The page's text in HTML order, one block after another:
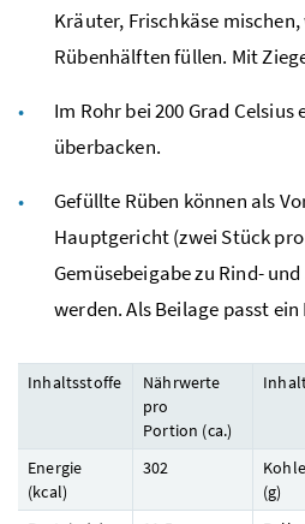
Kräuter, Frischkäse
Rübenhälften füllen. Mit
Im Rohr bei 200 Grad Celsius
überbacken.
Gefüllte Rüben können als
Hauptgericht (zwei Stück
Gemüsebeigabe zu Rind-
werden. Als Beilage passt
Inhaltsstoffe
Nährwerte
pro
Portion (ca.)
Energie
(kcal)
302
(g)